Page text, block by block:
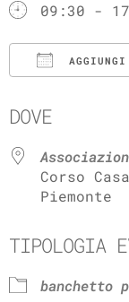
09:30 -
DOVE
Corso
Piemonte
TIPOLOGIA
banchetto